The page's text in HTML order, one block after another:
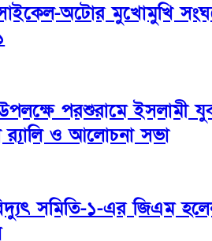
অটোর মুখোমুখি
উপলক্ষে পরশুরামে
ও আলোচনা সভা
সমিতি-১-এর জিএম